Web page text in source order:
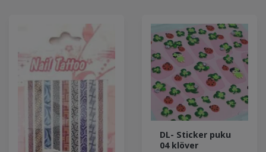
DL- Sticker puku
04 klöver